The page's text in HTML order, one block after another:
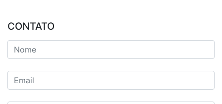
CONTATO